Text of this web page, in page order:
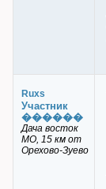
Ruxs
Участник
������
Дача восток
МО, 15 км от
Орехово-Зуево